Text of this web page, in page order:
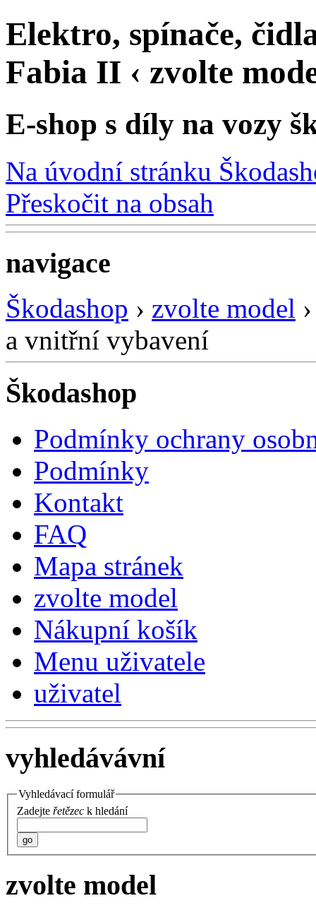
Elektro, spínače,
Fabia II ‹ zvolte
E-shop s díly na vozy
Na úvodní stránku
Přeskočit na obsah
navigace
Škodashop › zvolte model
a vnitřní vybavení
Škodashop
Podmínky ochrany
Podmínky
Kontakt
FAQ
Mapa stránek
zvolte model
Nákupní košík
Menu uživatele
uživatel
vyhledávávní
Vyhledávací formulář
Zadejte řetězec k hledání
go
zvolte model